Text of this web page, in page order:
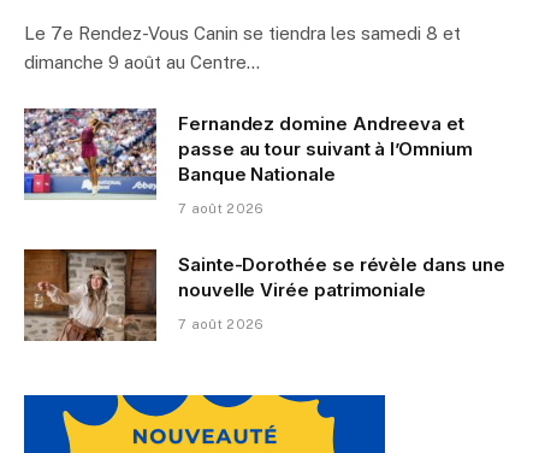
Le 7e Rendez-Vous Canin se tiendra les samedi 8 et
dimanche 9 août au Centre…
Fernandez domine Andreeva et
passe au tour suivant à l’Omnium
Banque Nationale
7 août 2026
Sainte-Dorothée se révèle dans une
nouvelle Virée patrimoniale
7 août 2026